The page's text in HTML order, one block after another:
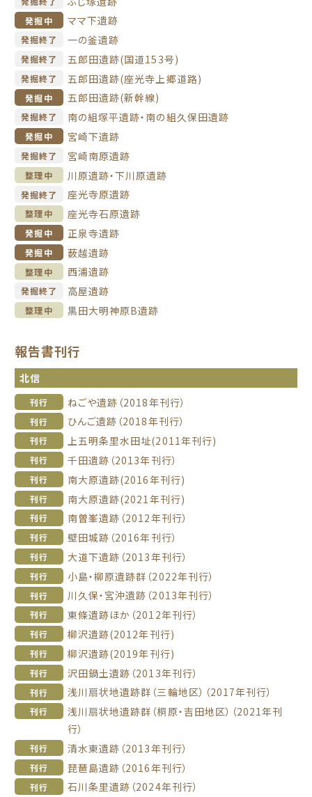
発掘中 ママ下遺跡
発掘終了 一の釜遺跡
発掘終了 五郎田遺跡(国道153号)
発掘終了 五郎田遺跡(座光寺上郷道路)
発掘中 五郎田遺跡(新幹線)
発掘終了 南の組塚平遺跡・南の組久保田遺跡
発掘中 宮崎下遺跡
発掘終了 宮崎南原遺跡
整理中 川原遺跡・下川原遺跡
発掘終了 座光寺原遺跡
整理中 座光寺石原遺跡
発掘中 正泉寺遺跡
発掘中 薮越遺跡
整理中 西浦遺跡
発掘終了 高屋遺跡
整理中 黒田大明神原B遺跡
報告書刊行
北信
刊行 ねごや遺跡（2018年刊行）
刊行 ひんご遺跡（2018年刊行）
刊行 上五明条里水田址(2011年刊行)
刊行 千田遺跡（2013年刊行）
刊行 南大原遺跡(2016年刊行)
刊行 南大原遺跡(2021年刊行)
刊行 南曽峯遺跡（2012年刊行）
刊行 壁田城跡（2016年刊行）
刊行 大道下遺跡（2013年刊行）
刊行 小島・柳原遺跡群（2022年刊行）
刊行 川久保・宮沖遺跡（2013年刊行）
刊行 東條遺跡ほか（2012年刊行）
刊行 柳沢遺跡(2012年刊行)
刊行 柳沢遺跡(2019年刊行)
刊行 沢田鍋土遺跡（2013年刊行）
刊行 浅川扇状地遺跡群（三輪地区）（2017年刊行）
刊行
浅川扇状地遺跡群（桐原・吉田地区）（2021年刊
行）
刊行 清水東遺跡（2013年刊行）
刊行 琵琶島遺跡（2016年刊行）
刊行 石川条里遺跡（2024年刊行）